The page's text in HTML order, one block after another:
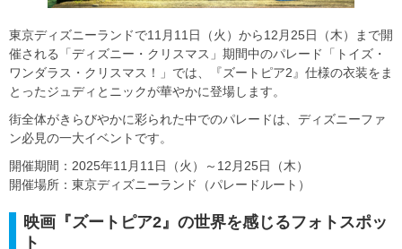
東京ディズニーランドで11月11日（火）から12月25日（木）まで開
催される「ディズニー・クリスマス」期間中のパレード「トイズ・
ワンダラス・クリスマス！」では、『ズートピア2』仕様の衣装をま
とったジュディとニックが華やかに登場します。
街全体がきらびやかに彩られた中でのパレードは、ディズニーファ
ン必見の一大イベントです。
開催期間：2025年11月11日（火）～12月25日（木）
開催場所：東京ディズニーランド（パレードルート）
映画『ズートピア2』の世界を感じるフォトスポッ
ト